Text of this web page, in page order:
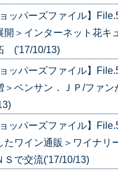
ョッパーズファイル】
開＞インターネット花キ
('17/10/13)
ョッパーズファイル】
＞ベンサン．ＪＰ/ファン
ョッパーズファイル】
たワイン通販＞ワイナリ
Ｓで交流('17/10/13)